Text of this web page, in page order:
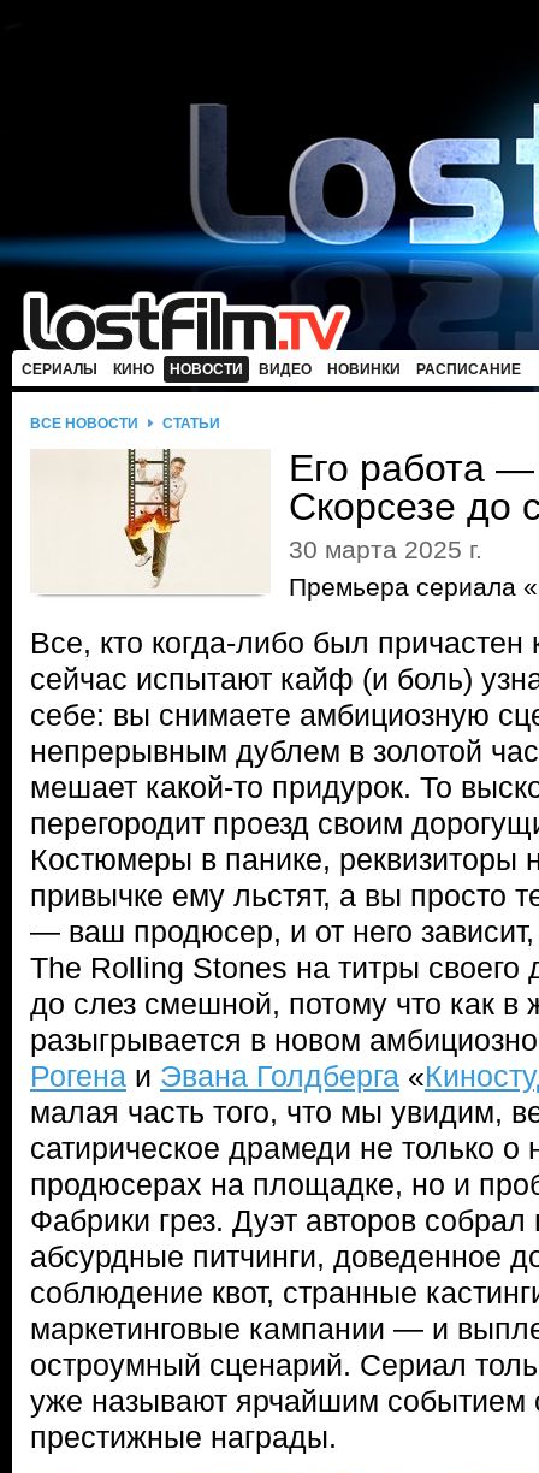
СЕРИАЛЫ КИНО НОВОСТИ ВИДЕО НОВИНКИ РАСПИСАНИЕ
ВСЕ НОВОСТИ СТАТЬИ
Его работа
Скорсезе до
30 марта 2025 г.
Премьера сериала
Все, кто когда-либо был
сейчас испытают кайф (и боль)
себе: вы снимаете амбициозную
непрерывным дублем в золотой
мешает какой-то придурок. То
перегородит проезд своим
Костюмеры в панике, реквизиторы
привычке ему льстят, а вы просто
— ваш продюсер, и от него
The Rolling Stones на титры
до слез смешной, потому что как в
разыгрывается в новом
Рогена и Эвана Голдберга «
малая часть того, что мы увидим,
сатирическое драмеди не только о
продюсерах на площадке, но и
Фабрики грез. Дуэт авторов
абсурдные питчинги, доведенное
соблюдение квот, странные
маркетинговые кампании — и
остроумный сценарий. Сериал
уже называют ярчайшим событием
престижные награды.